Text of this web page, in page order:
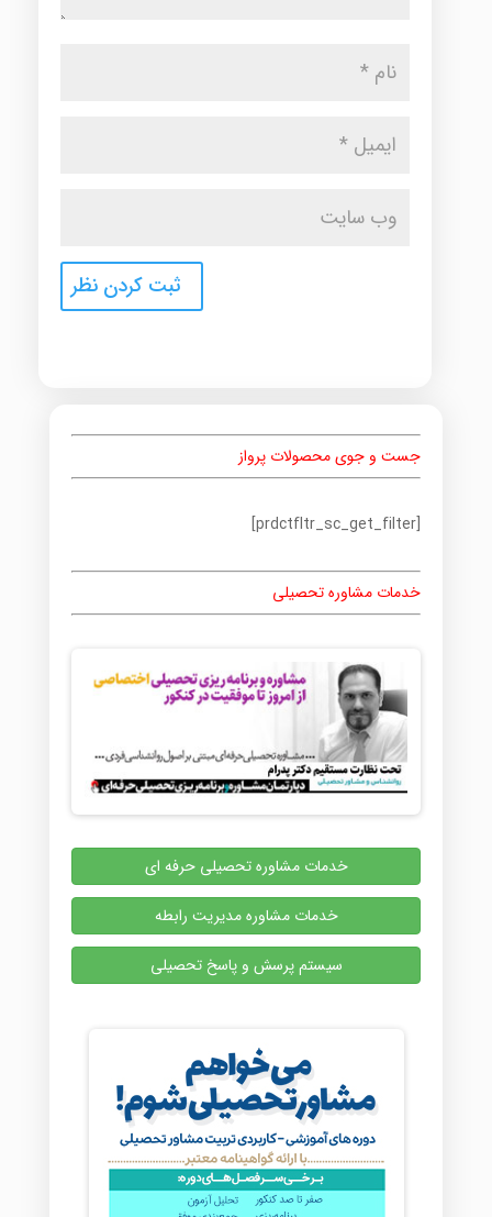
جست و جوی محصولات پرواز
[prdctfltr_sc_get_filter]
خدمات مشاوره تحصیلی
خدمات مشاوره تحصیلی حرفه ای
خدمات مشاوره مدیریت رابطه
سیستم پرسش و پاسخ تحصیلی